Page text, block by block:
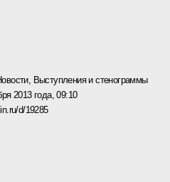
, Выступления и стенограммы
2013 года, 09:10
d/19285